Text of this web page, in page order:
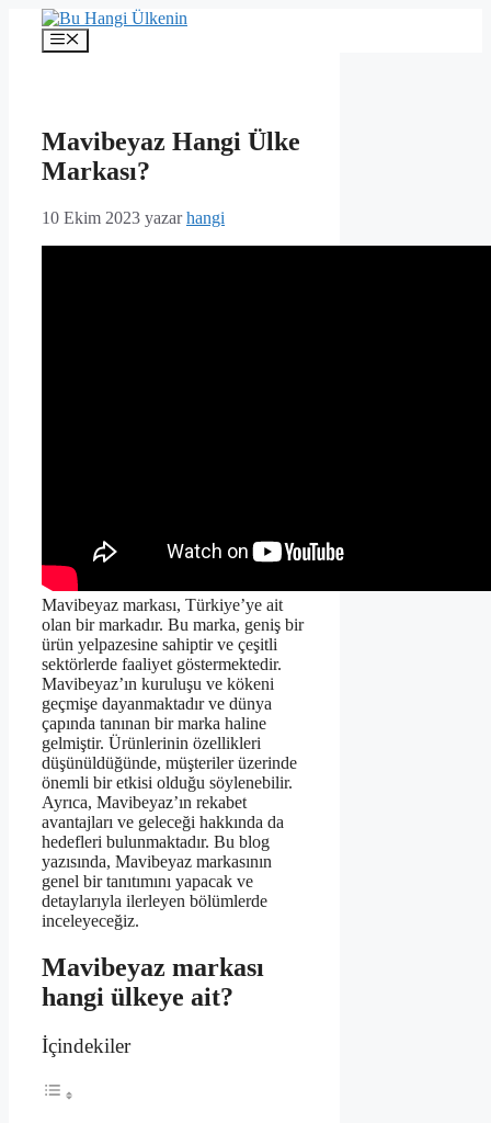
İçeriğe
Menü
Mavibeyaz Hangi Ülke
Markası?
10 Ekim 2023 yazarhangi
Mavibeyaz markası, Türkiye’ye ait
olan bir markadır. Bu marka, geniş bir
ürün yelpazesine sahiptir ve çeşitli
sektörlerde faaliyet göstermektedir.
Mavibeyaz’ın kuruluşu ve kökeni
geçmişe dayanmaktadır ve dünya
çapında tanınan bir marka haline
gelmiştir. Ürünlerinin özellikleri
düşünüldüğünde, müşteriler üzerinde
önemli bir etkisi olduğu söylenebilir.
Ayrıca, Mavibeyaz’ın rekabet
avantajları ve geleceği hakkında da
hedefleri bulunmaktadır. Bu blog
yazısında, Mavibeyaz markasının
genel bir tanıtımını yapacak ve
detaylarıyla ilerleyen bölümlerde
inceleyeceğiz.
Mavibeyaz markası
hangi ülkeye ait?
İçindekiler